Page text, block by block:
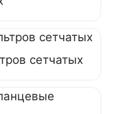
сетчатых